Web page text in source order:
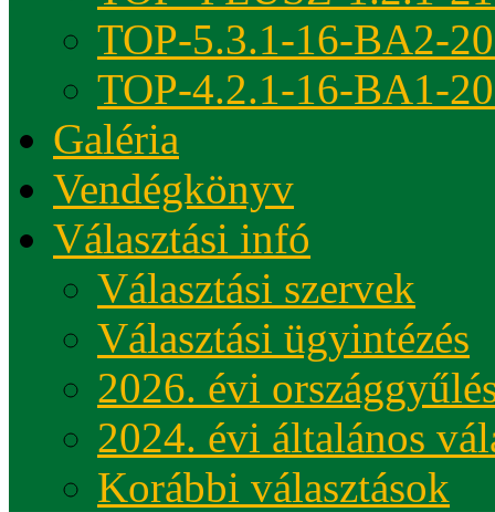
TOP-5.3.1-16-BA2-
TOP-4.2.1-16-BA1-
Galéria
Vendégkönyv
Választási infó
Választási szervek
Választási ügyintézés
2026. évi
2024. évi általános
Korábbi választások